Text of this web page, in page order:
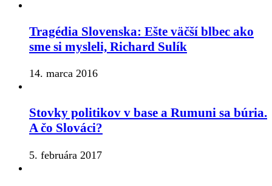
Tragédia Slovenska: Ešte väčší blbec ako
sme si mysleli, Richard Sulík
14. marca 2016
Stovky politikov v base a Rumuni sa búria.
A čo Slováci?
5. februára 2017